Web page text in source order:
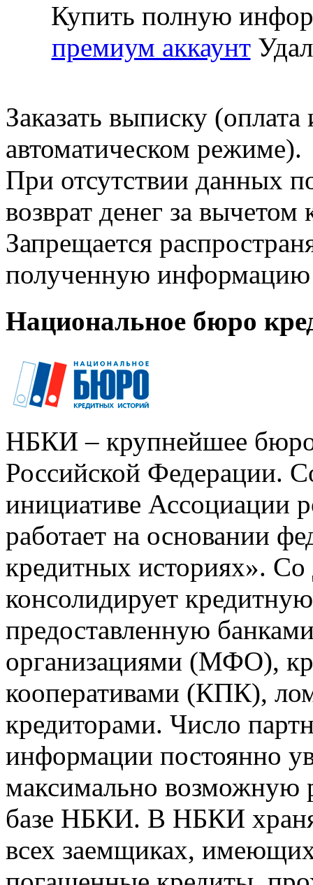
Купить полную
премиум аккаунт
Заказать выписку
автоматическом режиме).
При отсутствии данных
возврат денег за
Запрещается
полученную информацию
Национальное бюро
НБКИ – крупнейшее
Российской Федерации.
инициативе Ассоциации
работает на основании
кредитных историях».
консолидирует
предоставленную
организациями (МФО),
кооперативами (КПК),
кредиторами. Число
информации постоянно
максимально возможную
базе НБКИ. В НБКИ
всех заемщиках,